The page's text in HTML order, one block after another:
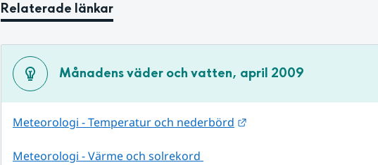
Relaterade länkar
Månadens väder och vatten, april 2009
Meteorologi - Temperatur och nederbörd Länk till annan
Meteorologi - Värme och solrekord